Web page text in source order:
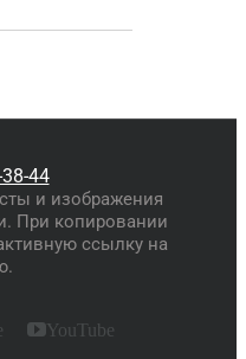
44
и изображения
При копировании
ссылку на
YouTube